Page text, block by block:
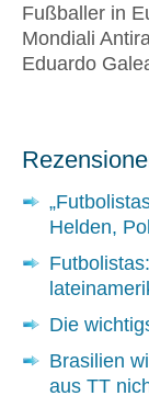
Fußballer in
Mondiali
Eduardo
Helden,
Die
Brasilien
aus TT